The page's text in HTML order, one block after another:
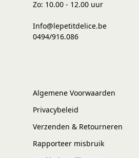
Zo: 10.00 - 12.00 uur
Info@lepetitdelice.be
0494/916.086
Algemene Voorwaarden
Privacybeleid
Verzenden & Retourneren
Rapporteer misbruik